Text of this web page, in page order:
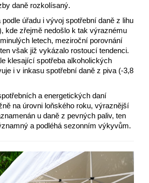
daně rozkolísaný.
úřadu i vývoj spotřební daně z lihu
kde zřejmě nedošlo k tak výraznému
letech, meziroční porovnání
však již vykázalo rostoucí tendenci.
klesající spotřeba alkoholických
i v inkasu spotřební daně z piva (-3,8
a energetických daní
na úrovni loňského roku, výraznější
u daně z pevných paliv, ten
a podléhá sezonním výkyvům.